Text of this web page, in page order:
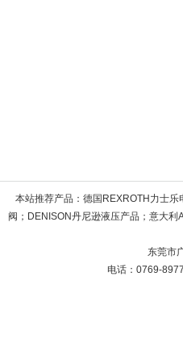
本站推荐产品： 德国REXROTH力士乐
阀；DENISON丹尼逊液压产品；意大
东莞市
电话：0769-